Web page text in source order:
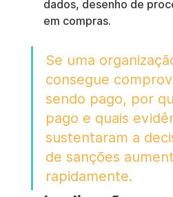
dados, desenho de
em compras.
Se uma
consegue
sendo pago, por
pago e quais
sustentaram a
de sanções
rapidamente.